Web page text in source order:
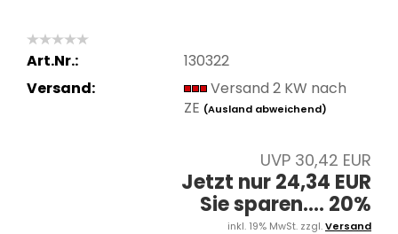
Art.Nr.:
130322
Versand:
Versand 2 KW nach
ZE (Ausland abweichend)
UVP 30,42 EUR
Jetzt nur 24,34 EUR
Sie sparen.... 20%
inkl. 19% MwSt. zzgl.Versand